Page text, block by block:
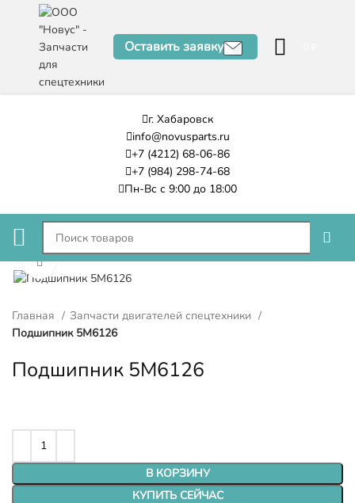
Оставить заявку
г. Хабаровск
info@novusparts.ru
+7 (4212) 68-06-86
+7 (984) 298-74-68
Пн-Вс с 9:00 до 18:00
Нажмите, чтобы увеличить
Главная
Запчасти двигателей спецтехники
Подшипник 5M6126
Подшипник 5M6126
В КОРЗИНУ
КУПИТЬ СЕЙЧАС